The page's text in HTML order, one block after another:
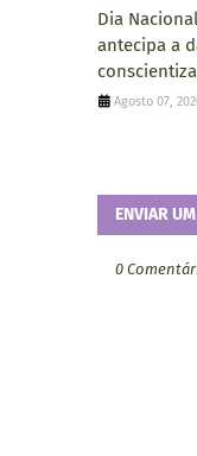
Dia
antecipa a
Agosto 07,
ENVIAR
0